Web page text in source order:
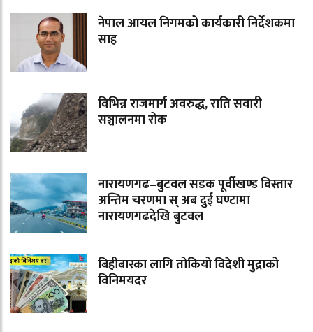
नेपाल आयल निगमको कार्यकारी निर्देशकमा
साह
विभिन्न राजमार्ग अवरुद्ध, राति सवारी
सञ्चालनमा रोक
नारायणगढ–बुटवल सडक पूर्वीखण्ड विस्तार
अन्तिम चरणमा स् अब दुई घण्टामा
नारायणगढदेखि बुटवल
बिहीबारका लागि तोकियो विदेशी मुद्राको
विनिमयदर